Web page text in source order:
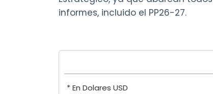
informes, incluido el PP26-27.
* En Dolares USD